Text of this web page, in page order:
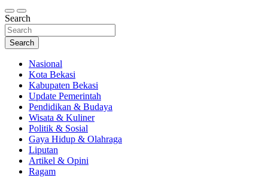
Reportase Bekasi
Cakrawala Informasi Warga Bekasi
Search
Search
Nasional
Kota Bekasi
Kabupaten Bekasi
Update Pemerintah
Pendidikan & Budaya
Wisata & Kuliner
Politik & Sosial
Gaya Hidup & Olahraga
Liputan
Artikel & Opini
Ragam